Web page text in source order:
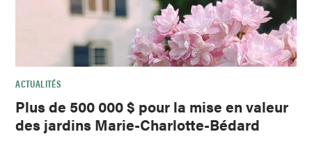
ACTUALITÉS
Plus de 500 000 $ pour la mise en valeur
des jardins Marie-Charlotte-Bédard